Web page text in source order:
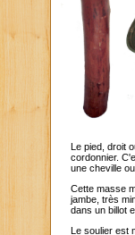
Le pied, droit
cordonnier.
une cheville
Cette masse
jambe, très
dans un billot
Le soulier est